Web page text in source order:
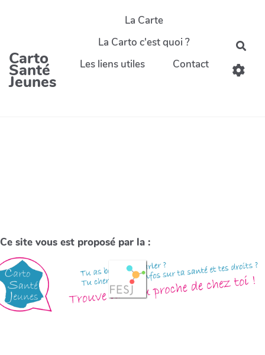
Carto
Santé
Jeunes
La Carte
La Carto c'est quoi ?
Les liens utiles
Contact
Ce site vous est proposé par la :